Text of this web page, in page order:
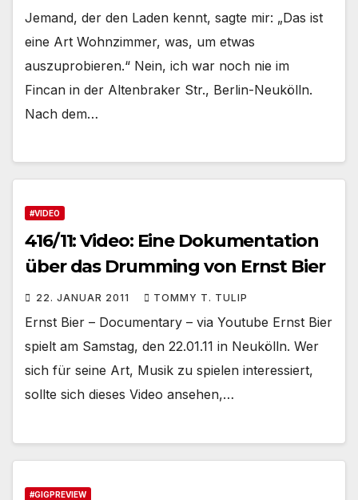
Jemand, der den Laden kennt, sagte mir: „Das ist
eine Art Wohnzimmer, was, um etwas
auszuprobieren.“ Nein, ich war noch nie im
Fincan in der Altenbraker Str., Berlin-Neukölln.
Nach dem…
#VIDEO
416/11: Video: Eine Dokumentation
über das Drumming von Ernst Bier
22. JANUAR 2011 TOMMY T. TULIP
Ernst Bier – Documentary – via Youtube Ernst Bier
spielt am Samstag, den 22.01.11 in Neukölln. Wer
sich für seine Art, Musik zu spielen interessiert,
sollte sich dieses Video ansehen,…
#GIGPREVIEW